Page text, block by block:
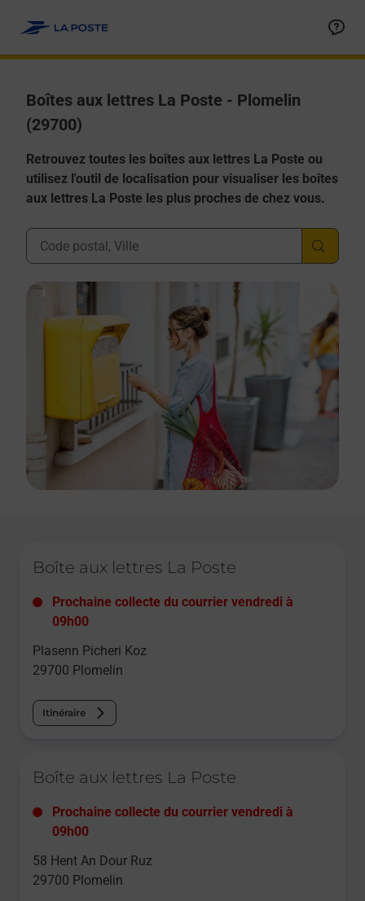
Boîtes aux lettres La Poste - Plomelin
(29700)
Retrouvez toutes les boîtes aux lettres La Poste ou
utilisez l'outil de localisation pour visualiser les boîtes
aux lettres La Poste les plus proches de chez vous.
Ville, Département, Code Postal
Boîte aux lettres La Poste
Prochaine collecte du courrier vendredi à
09h00
Plasenn Picheri Koz
29700 Plomelin
Itinéraire
Boîte aux lettres La Poste
Prochaine collecte du courrier vendredi à
09h00
58 Hent An Dour Ruz
29700 Plomelin